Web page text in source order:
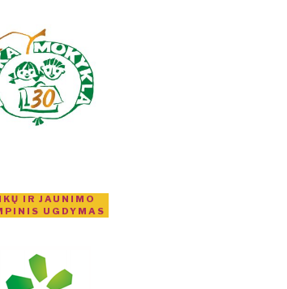
IR JAUNIMO
UGDYMAS